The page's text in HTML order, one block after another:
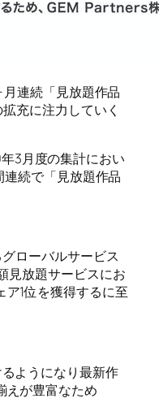
連続「見放題作品
充に注力していく
3月度の集計におい
続で「見放題作品
ローバルサービス
見放題サービスにお
1位を獲得するに至
ようになり最新作
えが豊富なため